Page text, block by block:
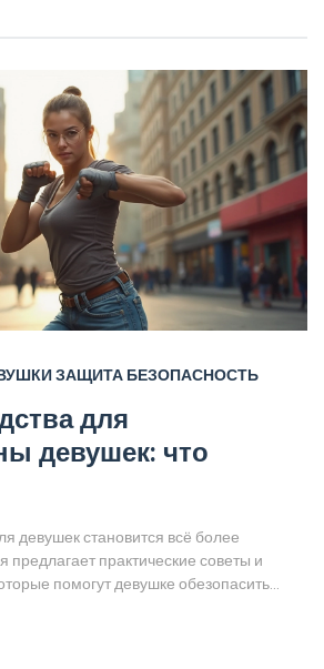
ЗАЩИТАБЕЗОПАСНОСТЬ
для
девушек: что
девушек становится всё более
предлагает практические советы и
помогут девушке обезопасить
использовать для эффективной